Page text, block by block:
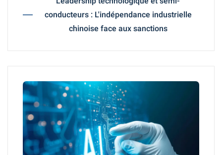
conducteurs : L'indépendance industrielle
chinoise face aux sanctions